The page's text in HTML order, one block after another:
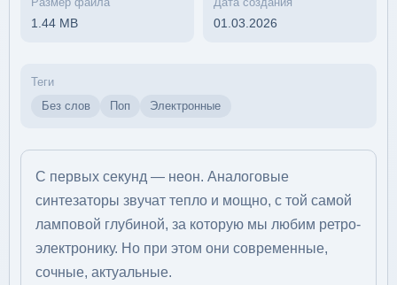
1.44 MB
01.03.2026
Теги
Без слов
Поп Электронные
С первых секунд — неон. Аналоговые
синтезаторы звучат тепло и мощно, с той самой
ламповой глубиной, за которую мы любим ретро-
электронику. Но при этом они современные,
сочные, актуальные.